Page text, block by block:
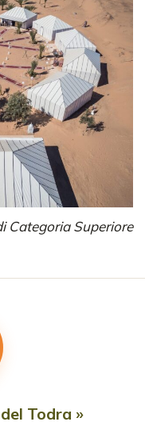
Categoria Superiore
Todra »